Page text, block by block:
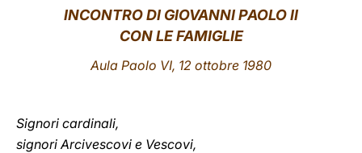
LATINE
INCONTRODI GIOVANNI PAOLO II
CON LE FAMIGLIE
Aula Paolo VI, 12 ottobre 1980
Signori cardinali,
signori Arcivescovi e Vescovi,